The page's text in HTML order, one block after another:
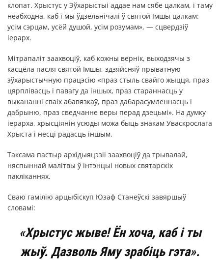
клопат. Хрыстус у Эўхарыстыі аддае нам сябе цалкам, і таму
неабходна, каб і мы ўдзельнічалі ў святой Імшы цалкам:
усім сэрцам, усёй душой, усім розумам», — сцвердзіў
іерарх.
Мітрапаліт заахвоціў, каб кожны вернік, выходзячы з
касцёла пасля святой Імшы, здзяйсняў прыватную
эўхарыстычную працэсію «праз стыль свайго жыцця, праз
цярплівасць і павагу да іншых, праз стараннасць у
выкананні сваіх абавязкаў, праз дабарасумленнасць і
дабрыню, праз сведчанне веры перад дзецьмі». На думку
іерарха, хрысціянін усюды можа быць знакам Уваскрослага
Хрыста і несці радасць іншым.
Таксама пастыр архідыяцэзіі заахвоціў да трывалай,
няспыннай малітвы ў інтэнцыі новых святарскіх
пакліканнях.
Сваю гамілію арцыбіскуп Юзаф Станеўскі завяршыў
словамі:
«Хрыстус жыве! Ён хоча, каб і ты
жыў. Дазволь Яму зрабіць гэта».